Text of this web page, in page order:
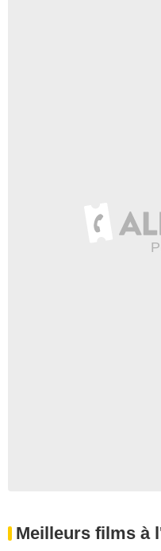
Meilleurs films à